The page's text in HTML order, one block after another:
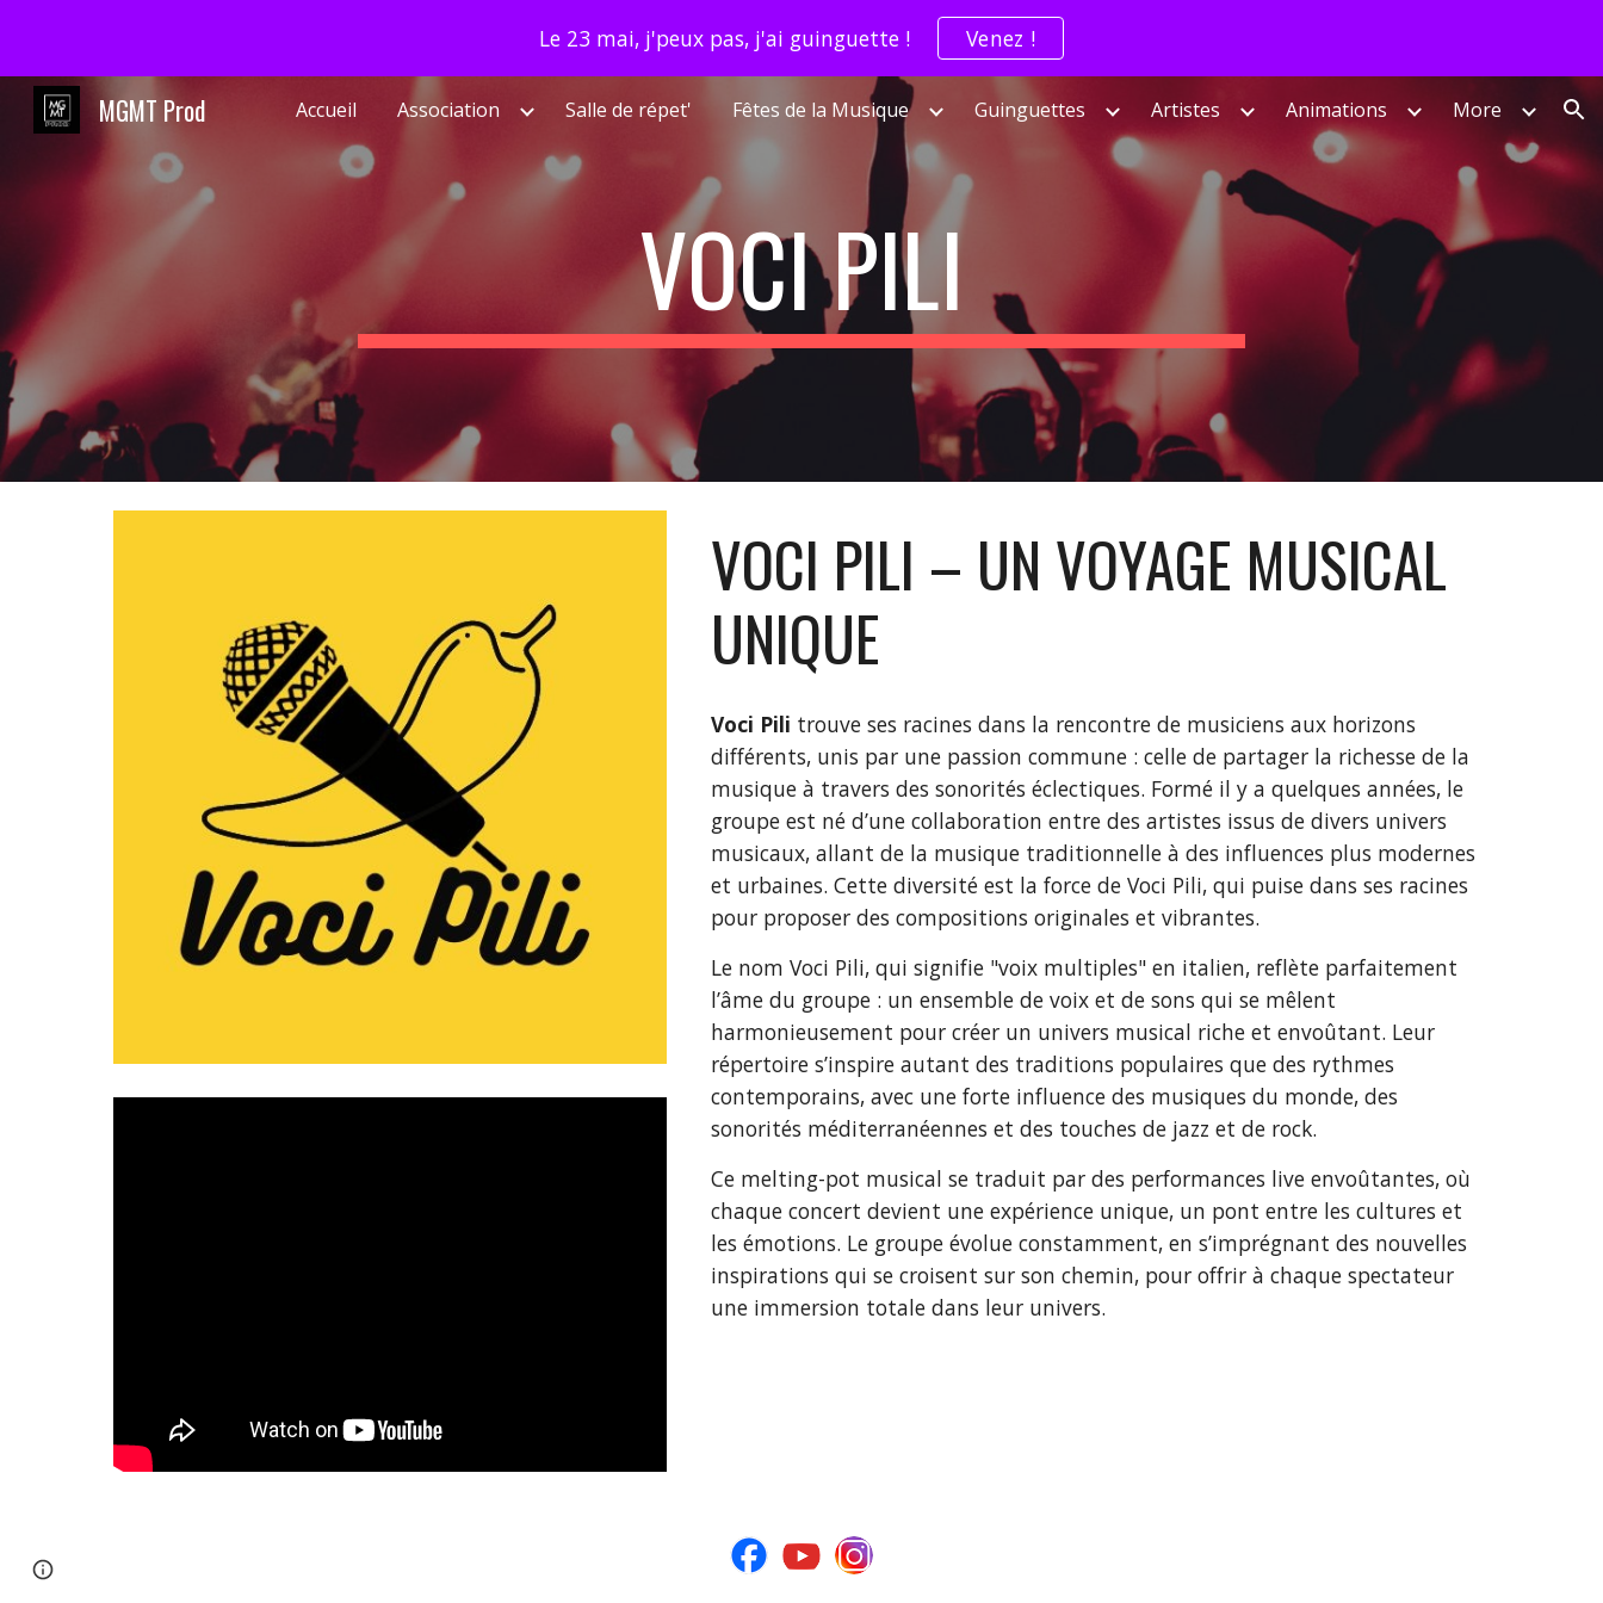
Skip to main content Skip to navigation
Le 23 mai, j'peux pas, j'ai guinguette ! Venez !
MGMT Prod Accueil Association Salle de répet' Fêtes de la Musique Guinguettes Artistes Animations More
VOCI PILI
VOCI PILI – UN VOYAGE MUSICAL
UNIQUE
Voci Pili trouve ses racines dans la rencontre de musiciens aux horizons
différents, unis par une passion commune : celle de partager la richesse de la
musique à travers des sonorités éclectiques. Formé il y a quelques années, le
groupe est né d’une collaboration entre des artistes issus de divers univers
musicaux, allant de la musique traditionnelle à des influences plus modernes
et urbaines. Cette diversité est la force de Voci Pili, qui puise dans ses racines
pour proposer des compositions originales et vibrantes.
Le nom Voci Pili, qui signifie "voix multiples" en italien, reflète parfaitement
l’âme du groupe : un ensemble de voix et de sons qui se mêlent
harmonieusement pour créer un univers musical riche et envoûtant. Leur
répertoire s’inspire autant des traditions populaires que des rythmes
contemporains, avec une forte influence des musiques du monde, des
sonorités méditerranéennes et des touches de jazz et de rock.
Ce melting-pot musical se traduit par des performances live envoûtantes, où
chaque concert devient une expérience unique, un pont entre les cultures et
les émotions. Le groupe évolue constamment, en s’imprégnant des nouvelles
inspirations qui se croisent sur son chemin, pour offrir à chaque spectateur
une immersion totale dans leur univers.